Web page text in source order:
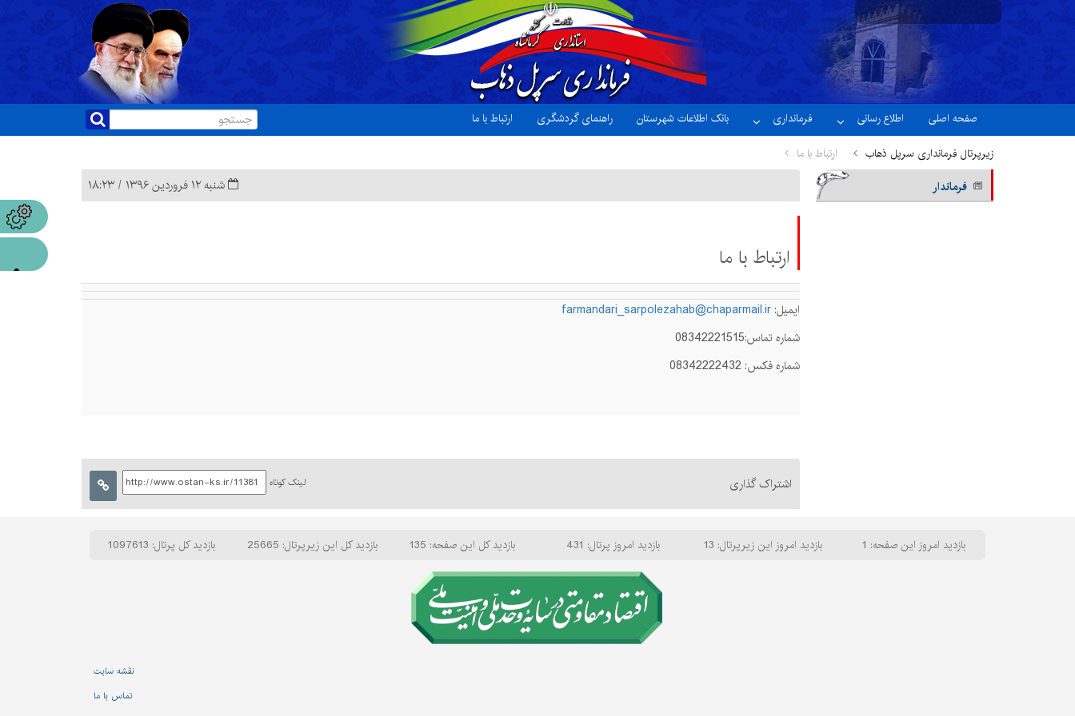
نسخه آزمایشی
صفحه اصلی اطلاع رسانی فرمانداری بانک اطلاعات شهرستان راهنمای گردشگری
ارتباط با ما
زیرپرتال فرمانداری سرپل ذهاب
ارتباط با ما
شنبه ۱۲ فروردین ۱۳۹۶ / ۱۸:۲۳
ارتباط با ما
ایمیل: farmandari_sarpolezahab@chaparmail.ir
شماره تماس:08342221515
شماره فکس: 08342222432
اشتراک گذاری لینک کوتاه
فرماندار
بازدید امروز این صفحه: 1 بازدید امروز این زیرپرتال: 13 بازدید امروز پرتال: 431 بازدید کل این صفحه: 135 بازدید کل این زیرپرتال: 25665 بازدید کل پرتال: 1097613
نقشه سایت
تماس با ما